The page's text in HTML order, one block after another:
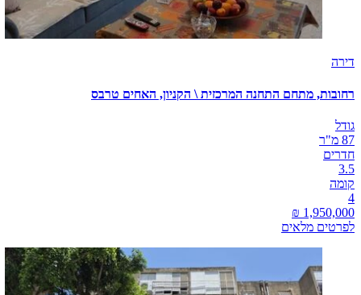
דירה
רחובות, מתחם התחנה המרכזית \ הקניון, האחים טרבס
גודל
87 מ"ר
חדרים
3.5
קומה
4
לפרטים מלאים